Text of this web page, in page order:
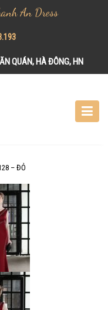
An Dress
QUÁN, HÀ ĐÔNG, HN
– ĐỎ